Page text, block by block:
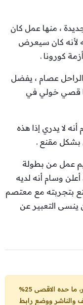
، منها عمل كان
كان سيعرض
كورونا .
عصام ، يفضل
قصي خولي في
لا يدري إذا هذه
بشكل مقنع .
عمل من بطولة
وسام أنه لديه
بتجربته مع معتصم
ينسى التعبير عن
يمكنكم نشر مقتطفات من المقال الحاضر، ما حده الاقصى 25%
والناشر ووضع رابط